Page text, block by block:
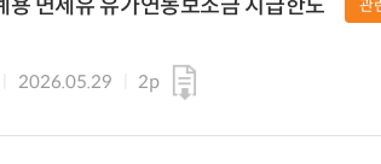
면세유 유가연동보조금 지급한도
2026.05.29 2p
관